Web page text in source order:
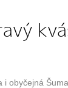
obyčejná